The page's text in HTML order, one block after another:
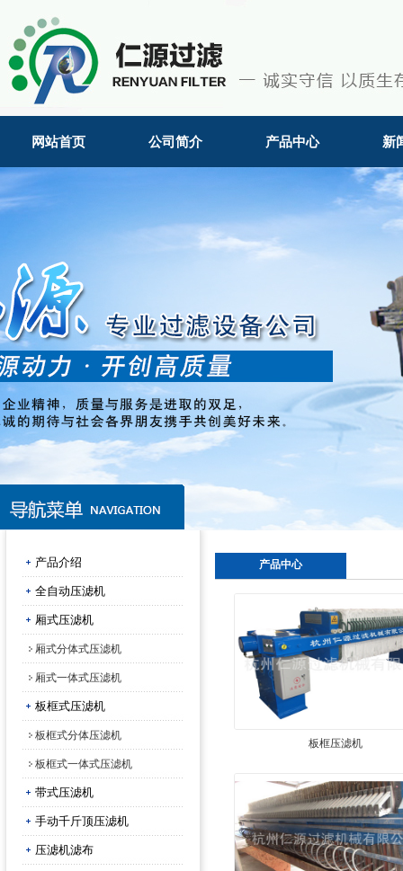
网站首页 公司简介 产品中心 新
产品介绍
全自动压滤机
厢式压滤机
厢式分体式压滤机
厢式一体式压滤机
板框式压滤机
板框式分体压滤机
板框式一体式压滤机
带式压滤机
手动千斤顶压滤机
压滤机滤布
产品中心
板框压滤机